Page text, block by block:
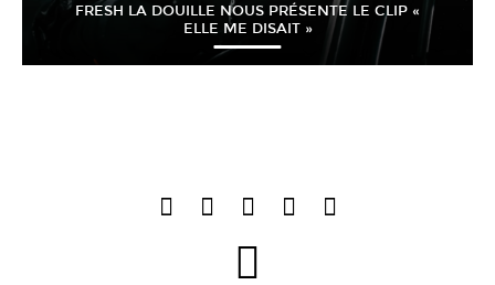
FRESH LA DOUILLE NOUS PRÉSENTE LE CLIP «
ELLE ME DISAIT »